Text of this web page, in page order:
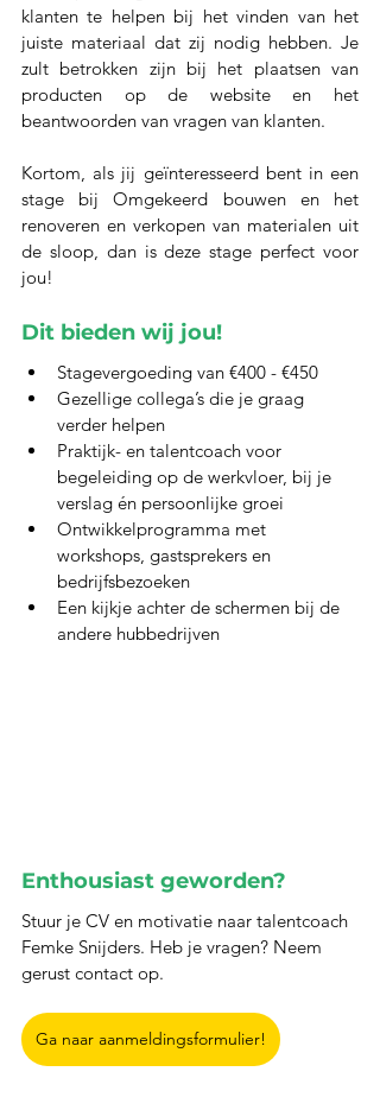
klanten te helpen bij het vinden van het
juiste materiaal dat zij nodig hebben. Je
zult betrokken zijn bij het plaatsen van
producten op de website en het
beantwoorden van vragen van klanten.
Kortom, als jij geïnteresseerd bent in een
stage bij Omgekeerd bouwen en het
renoveren en verkopen van materialen uit
de sloop, dan is deze stage perfect voor
jou!
Dit bieden wij jou!
Stagevergoeding van €400 - €450
Gezellige collega’s die je graag
verder helpen
Praktijk- en talentcoach voor
begeleiding op de werkvloer, bij je
verslag én persoonlijke groei
Ontwikkelprogramma met
workshops, gastsprekers en
bedrijfsbezoeken
Een kijkje achter de schermen bij de
andere hubbedrijven
Enthousiast geworden?
Stuur je CV en motivatie naar talentcoach
Femke Snijders. Heb je vragen? Neem
gerust contact op.
Ga naar aanmeldingsformulier!